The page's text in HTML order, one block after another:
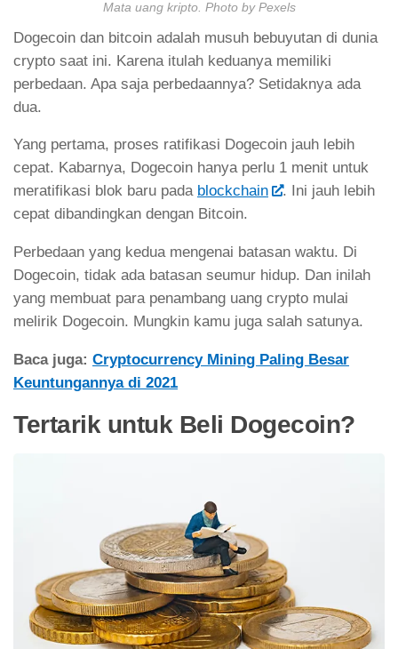
Mata uang kripto. Photo by Pexels
Dogecoin dan bitcoin adalah musuh bebuyutan di dunia
crypto saat ini. Karena itulah keduanya memiliki
perbedaan. Apa saja perbedaannya? Setidaknya ada
dua.
Yang pertama, proses ratifikasi Dogecoin jauh lebih
cepat. Kabarnya, Dogecoin hanya perlu 1 menit untuk
meratifikasi blok baru pada blockchain
. Ini jauh lebih
cepat dibandingkan dengan Bitcoin.
Perbedaan yang kedua mengenai batasan waktu. Di
Dogecoin, tidak ada batasan seumur hidup. Dan inilah
yang membuat para penambang uang crypto mulai
melirik Dogecoin. Mungkin kamu juga salah satunya.
Baca juga: Cryptocurrency Mining Paling Besar
Keuntungannya di 2021
Tertarik untuk Beli Dogecoin?